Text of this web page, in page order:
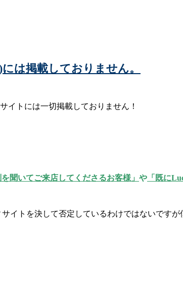
は掲載しておりません。
イトには一切掲載しておりません！
を聞いてご来店してくださるお客様」 や 「既に
イトを決して否定しているわけではないですが